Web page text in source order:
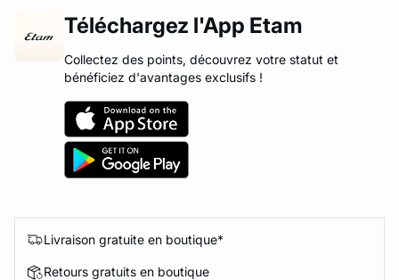
Téléchargez l'App Etam
Collectez des points, découvrez votre statut et
bénéficiez d'avantages exclusifs !
Livraison gratuite en boutique*
Retours gratuits en boutique